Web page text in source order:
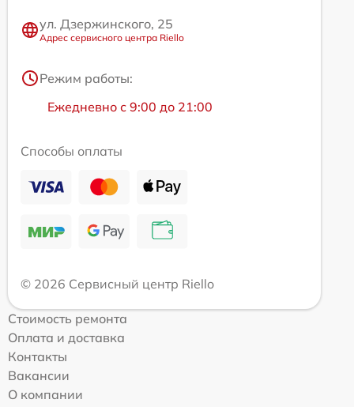
ул. Дзержинского, 25
Адрес сервисного центра Riello
Режим работы:
Ежедневно с 9:00 до 21:00
Способы оплаты
© 2026 Сервисный центр Riello
Стоимость ремонта
Оплата и доставка
Контакты
Вакансии
О компании